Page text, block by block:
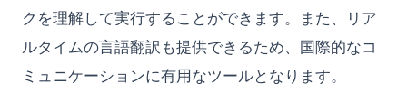
クを理解して実行することができます。また、リア
ルタイムの言語翻訳も提供できるため、国際的なコ
ミュニケーションに有用なツールとなります。